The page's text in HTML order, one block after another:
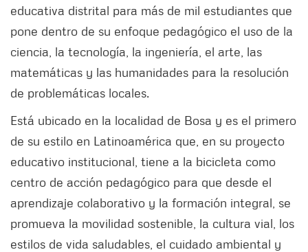
educativa distrital para más de mil estudiantes que
pone dentro de su enfoque pedagógico el uso de la
ciencia, la tecnología, la ingeniería, el arte, las
matemáticas y las humanidades para la resolución
de problemáticas locales.
Está ubicado en la localidad de Bosa y es el primero
de su estilo en Latinoamérica que, en su proyecto
educativo institucional, tiene a la bicicleta como
centro de acción pedagógico para que desde el
aprendizaje colaborativo y la formación integral, se
promueva la movilidad sostenible, la cultura vial, los
estilos de vida saludables, el cuidado ambiental y